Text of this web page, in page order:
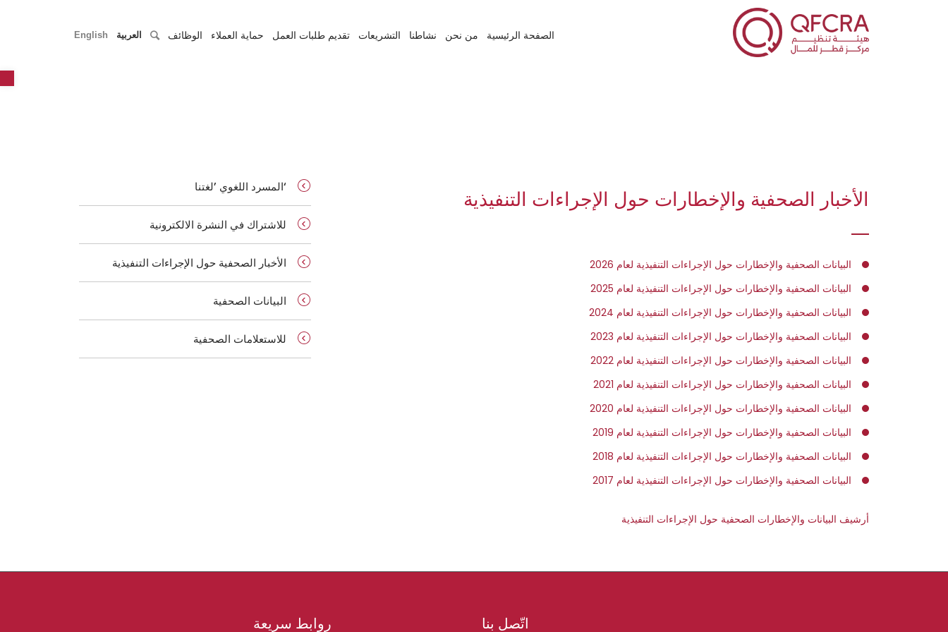
الصفحة الرئيسية من نحن نشاطنا التشريعات تقديم طلبات العمل حماية العملاء الوظائف العربية English
الأخبار الصحفية والإخطارات حول الإجراءات التنفيذية
البيانات الصحفية والإخطارات حول الإجراءات التنفيذية لعام 2026
البيانات الصحفية والإخطارات حول الإجراءات التنفيذية لعام 2025
البيانات الصحفية والإخطارات حول الإجراءات التنفيذية لعام 2024
البيانات الصحفية والإخطارات حول الإجراءات التنفيذية لعام 2023
البيانات الصحفية والإخطارات حول الإجراءات التنفيذية لعام 2022
البيانات الصحفية والإخطارات حول الإجراءات التنفيذية لعام 2021
البيانات الصحفية والإخطارات حول الإجراءات التنفيذية لعام 2020
البيانات الصحفية والإخطارات حول الإجراءات التنفيذية لعام 2019
البيانات الصحفية والإخطارات حول الإجراءات التنفيذية لعام 2018
البيانات الصحفية والإخطارات حول الإجراءات التنفيذية لعام 2017
أرشيف البيانات والإخطارات الصحفية حول الإجراءات التنفيذية
‘المسرد اللغوي ’لغتنا
للاشتراك في النشرة الالكترونية
الأخبار الصحفية حول الإجراءات التنفيذية
البيانات الصحفية
للاستعلامات الصحفية
اتّصل بنا روابط سريعة